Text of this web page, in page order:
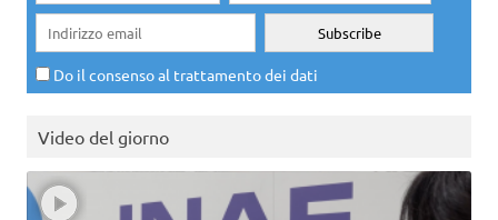
Do il consenso al trattamento dei dati
Video del giorno